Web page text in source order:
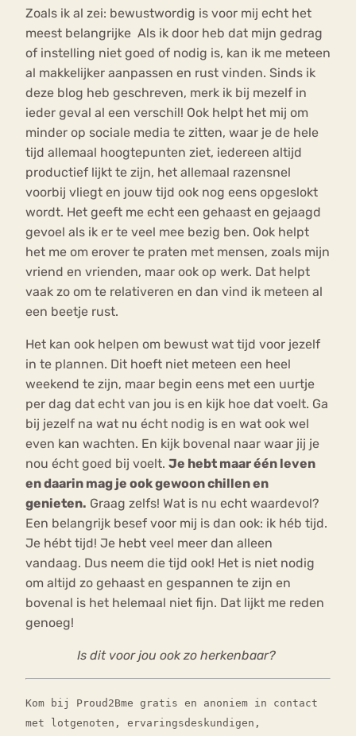
Zoals ik al zei: bewustwordig is voor mij echt het
meest belangrijke Als ik door heb dat mijn gedrag
of instelling niet goed of nodig is, kan ik me meteen
al makkelijker aanpassen en rust vinden. Sinds ik
deze blog heb geschreven, merk ik bij mezelf in
ieder geval al een verschil! Ook helpt het mij om
minder op sociale media te zitten, waar je de hele
tijd allemaal hoogtepunten ziet, iedereen altijd
productief lijkt te zijn, het allemaal razensnel
voorbij vliegt en jouw tijd ook nog eens opgeslokt
wordt. Het geeft me echt een gehaast en gejaagd
gevoel als ik er te veel mee bezig ben. Ook helpt
het me om erover te praten met mensen, zoals mijn
vriend en vrienden, maar ook op werk. Dat helpt
vaak zo om te relativeren en dan vind ik meteen al
een beetje rust.
Het kan ook helpen om bewust wat tijd voor jezelf
in te plannen. Dit hoeft niet meteen een heel
weekend te zijn, maar begin eens met een uurtje
per dag dat echt van jou is en kijk hoe dat voelt. Ga
bij jezelf na wat nu écht nodig is en wat ook wel
even kan wachten. En kijk bovenal naar waar jij je
nou écht goed bij voelt. Je hebt maar één leven
en daarin mag je ook gewoon chillen en
genieten. Graag zelfs! Wat is nu echt waardevol?
Een belangrijk besef voor mij is dan ook: ik héb tijd.
Je hébt tijd! Je hebt veel meer dan alleen
vandaag. Dus neem die tijd ook! Het is niet nodig
om altijd zo gehaast en gespannen te zijn en
bovenal is het helemaal niet fijn. Dat lijkt me reden
genoeg!
Is dit voor jou ook zo herkenbaar?
Kom bij Proud2Bme gratis en anoniem in contact
met lotgenoten, ervaringsdeskundigen,